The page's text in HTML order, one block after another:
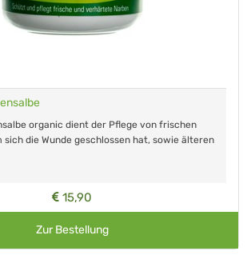
organic dient der Pflege von frischen
sich die Wunde geschlossen hat, sowie älteren
15,90
Zur Bestellung